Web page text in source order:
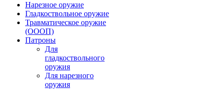
Нарезное оружие
Гладкоствольное оружие
Травматическое оружие
(ОООП)
Патроны
Для
гладкоствольного
оружия
Для нарезного
оружия